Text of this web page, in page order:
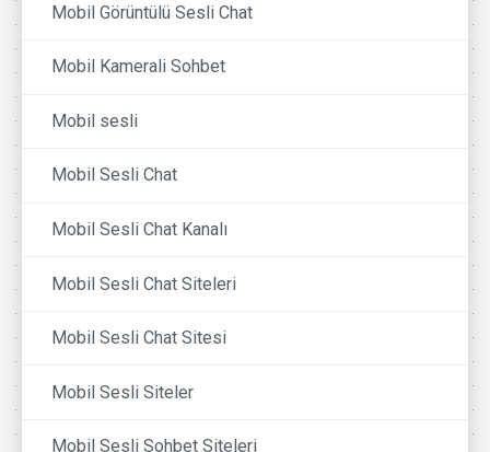
Mobil Görüntülü Sesli Chat
Mobil Kamerali Sohbet
Mobil sesli
Mobil Sesli Chat
Mobil Sesli Chat Kanalı
Mobil Sesli Chat Siteleri
Mobil Sesli Chat Sitesi
Mobil Sesli Siteler
Mobil Sesli Sohbet Siteleri